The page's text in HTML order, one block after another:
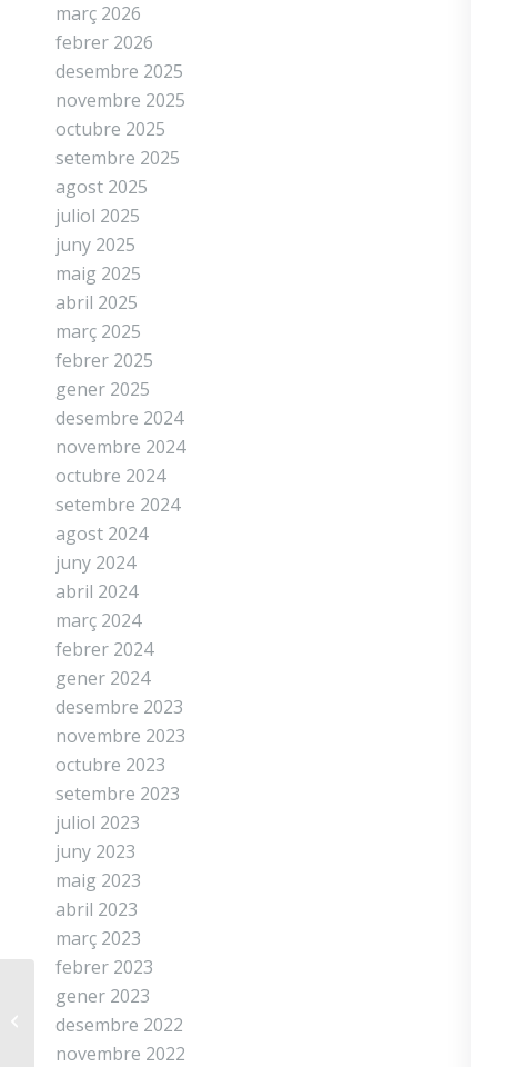
març 2026
febrer 2026
desembre 2025
novembre 2025
octubre 2025
setembre 2025
agost 2025
juliol 2025
juny 2025
maig 2025
abril 2025
març 2025
febrer 2025
gener 2025
desembre 2024
novembre 2024
octubre 2024
setembre 2024
agost 2024
juny 2024
abril 2024
març 2024
febrer 2024
gener 2024
desembre 2023
novembre 2023
octubre 2023
setembre 2023
juliol 2023
juny 2023
maig 2023
abril 2023
març 2023
febrer 2023
gener 2023
desembre 2022
novembre 2022
Activitats de Nadal
2022